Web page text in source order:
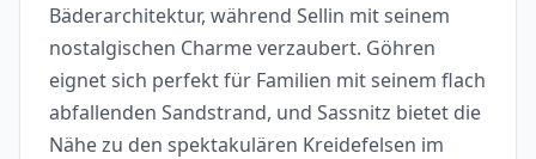
Bäderarchitektur, während Sellin mit seinem
nostalgischen Charme verzaubert. Göhren
eignet sich perfekt für Familien mit seinem flach
abfallenden Sandstrand, und Sassnitz bietet die
Nähe zu den spektakulären Kreidefelsen im